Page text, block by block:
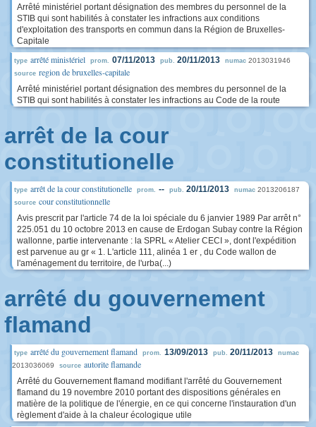
Arrêté ministériel portant désignation des membres du personnel de la
STIB qui sont habilités à constater les infractions aux conditions
d'exploitation des transports en commun dans la Région de Bruxelles-
Capitale
type arrêté ministériel prom. 07/11/2013 pub. 20/11/2013 numac 2013031946
source region de bruxelles-capitale
Arrêté ministériel portant désignation des membres du personnel de la
STIB qui sont habilités à constater les infractions au Code de la route
arrêt de la cour
constitutionelle
type arrêt de la cour constitutionelle prom. -- pub. 20/11/2013 numac 2013206187
source cour constitutionnelle
Avis prescrit par l'article 74 de la loi spéciale du 6 janvier 1989 Par arrêt n°
225.051 du 10 octobre 2013 en cause de Erdogan Subay contre la Région
wallonne, partie intervenante : la SPRL « Atelier CECI », dont l'expédition
est parvenue au gr « 1. L'article 111, alinéa 1 er , du Code wallon de
l'aménagement du territoire, de l'urba(...)
arrêté du gouvernement
flamand
type arrêté du gouvernement flamand prom. 13/09/2013 pub. 20/11/2013 numac
2013036069 source autorite flamande
Arrêté du Gouvernement flamand modifiant l'arrêté du Gouvernement
flamand du 19 novembre 2010 portant des dispositions générales en
matière de la politique de l'énergie, en ce qui concerne l'instauration d'un
règlement d'aide à la chaleur écologique utile